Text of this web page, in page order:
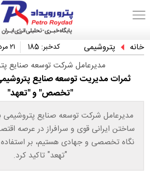
خانه پتروشیمی کدخبر: 185 ۲۱ مرداد ۱۴۰۳
مدیرعامل شرکت توسعه صنایع
ثمرات مدیریت توسعه صنایع
"تخصص" و "تعهد"
مدیرعامل شرکت توسعه صنایع پتروشیمی
ساختن ایرانی قوی و سرافراز در عرصه
نگاه تخصصی و جهادی هستیم، بر
"تهعد" تاکید کرد.